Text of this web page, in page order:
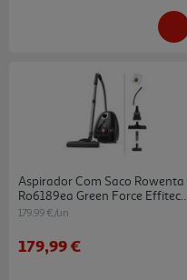
Aspirador Com Saco Rowenta
Ro6189ea Green Force Effitech
- 4.5l/400w
179.99 €/un
179,99 €